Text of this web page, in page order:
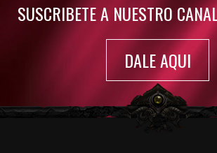
SUSCRIBETE A NUESTRO
DALE AQUI